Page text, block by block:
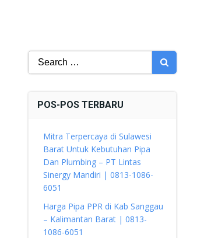
Search
POS-POS TERBARU
Mitra Terpercaya di Sulawesi
Barat Untuk Kebutuhan Pipa
Dan Plumbing – PT Lintas
Sinergy Mandiri | 0813-1086-
6051
Harga Pipa PPR di Kab Sanggau
– Kalimantan Barat | 0813-
1086-6051